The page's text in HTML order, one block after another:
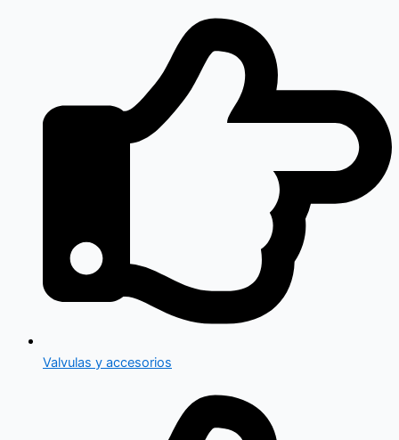
Valvulas y accesorios